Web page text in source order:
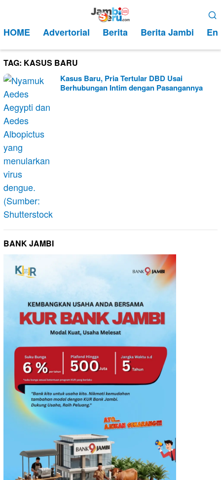
kontenMobile
HOME Advertorial Berita Berita Jambi
TAG: KASUS BARU
Kasus Baru, Pria Tertular DBD Usai
Berhubungan Intim dengan Pasangannya
BANK JAMBI